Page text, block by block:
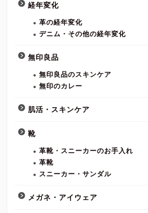
経年変化
革の経年変化
デニム・その他の経年変化
無印良品
無印良品のスキンケア
無印のカレー
肌活・スキンケア
靴
革靴・スニーカーのお手入れ
革靴
スニーカー・サンダル
メガネ・アイウェア